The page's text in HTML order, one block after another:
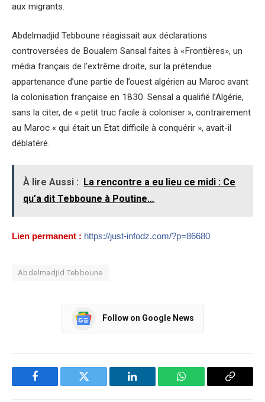
aux migrants.
Abdelmadjid Tebboune réagissait aux déclarations
controversées de Boualem Sansal faites à «Frontières», un
média français de l’extrême droite, sur la prétendue
appartenance d’une partie de l’ouest algérien au Maroc avant
la colonisation française en 1830. Sensal a qualifié l’Algérie,
sans la citer, de « petit truc facile à coloniser », contrairement
au Maroc « qui était un Etat difficile à conquérir », avait-il
déblatéré.
À lire Aussi : La rencontre a eu lieu ce midi : Ce
qu’a dit Tebboune à Poutine…
Lien permanent : https://just-infodz.com/?p=86680
Abdelmadjid Tebboune
Follow on Google News
Facebook Twitter LinkedIn WhatsApp Copy